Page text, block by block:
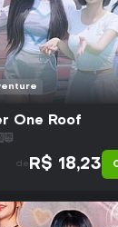
One Roof
de R$ 18,23